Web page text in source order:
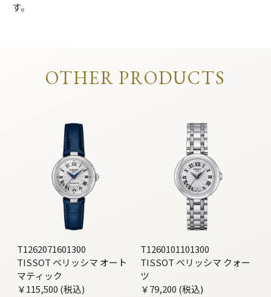
す。
OTHER PRODUCTS
T1262071601300
TISSOT ベリッシマ オート
マティック
￥115,500 (税込)
T1260101101300
TISSOT ベリッシマ クォー
ツ
￥79,200 (税込)